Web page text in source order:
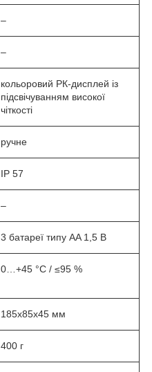
–
–
кольоровий РК-дисплей із
підсвічуванням високої
чіткості
ручне
IP 57
–
3 батареї типу AA 1,5 В
0…+45 °C / ≤95 %
185x85x45 мм
400 г